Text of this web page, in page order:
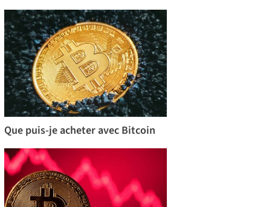
Que puis-je acheter avec Bitcoin